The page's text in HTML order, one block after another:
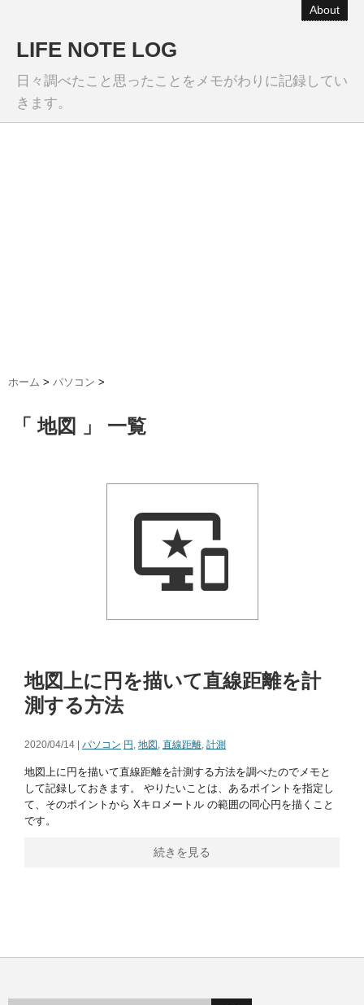
About
LIFE NOTE LOG
日々調べたこと思ったことをメモがわりに記録してい
きます。
ホーム > パソコン >
「 地図 」 一覧
地図上に円を描いて直線距離を計
測する方法
2020/04/14 | パソコン 円 , 地図 , 直線距離, 計測
地図上に円を描いて直線距離を計測する方法を調べたのでメモと
して記録しておきます。 やりたいことは、あるポイントを指定し
て、そのポイントから Xキロメートル の範囲の同心円を描くこと
です。
続きを見る